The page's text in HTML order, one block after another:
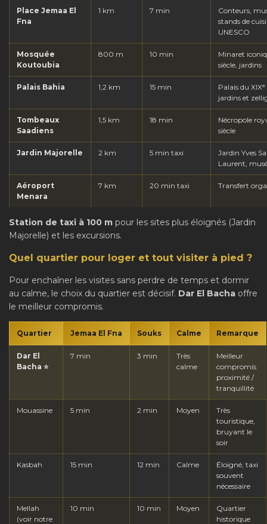
Place Jemaa El
Fna
1 km 7 min
Conteurs,
stands de
UNESCO
Mosquée
Koutoubia
800 m 10 min
Minaret
siècle, jardins
Palais Bahia 1,2 km 15 min
Palais du XIXᵉ
jardins et
Tombeaux
Saadiens
1,5 km 18 min
Nécropole
siècle
Jardin Majorelle 2 km 5 min taxi
Jardin Yves
Laurent,
Aéroport
Menara
7 km 20 min taxi Transfert
Station de taxi à 100 m pour les sites plus éloignés (Jardin
Majorelle) et les excursions.
Quel quartier pour loger et tout visiter à pied ?
Pour enchaîner les visites sans perdre de temps et dormir
au calme, le choix du quartier est décisif. Dar El Bacha offre
le meilleur compromis.
Quartier Jemaa El Fna Souks Calme Remarque
Dar El
Bacha ⭐
7 min 3 min
Très
calme
Meilleur
compromis
proximité /
tranquillité
Mouassine 5 min 2 min Moyen
Très
touristique,
bruyant le
soir
Kasbah 15 min 12 min Calme
Éloigné, taxi
souvent
nécessaire
Mellah
(voir notre
10 min 10 min Moyen
Quartier
historique